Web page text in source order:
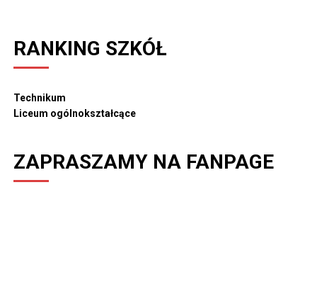
RANKING SZKÓŁ
Technikum
Liceum ogólnokształcące
ZAPRASZAMY NA FANPAGE